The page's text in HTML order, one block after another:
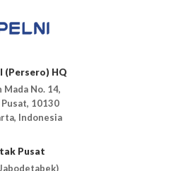
(Persero) HQ
Mada No. 14,
10130
Indonesia
Pusat